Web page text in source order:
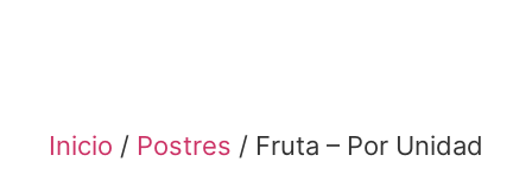
Inicio / Postres / Fruta – Por Unidad